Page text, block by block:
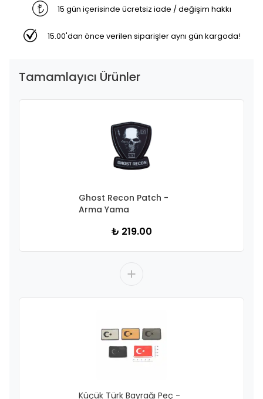
15 gün içerisinde ücretsiz iade / değişim hakkı
15.00'dan önce verilen siparişler aynı gün kargoda!
Tamamlayıcı Ürünler
Ghost Recon Patch -
Arma Yama
₺ 219.00
Küçük Türk Bayrağı Peç -